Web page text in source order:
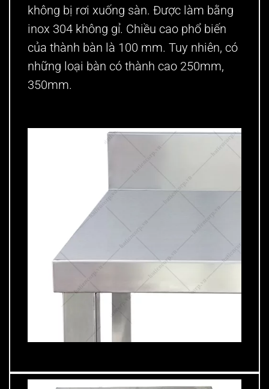
không bị rơi xuống sàn. Được làm bằng
inox 304 không gỉ. Chiều cao phổ biến
của thành bàn là 100 mm. Tuy nhiên, có
những loại bàn có thành cao 250mm,
350mm.